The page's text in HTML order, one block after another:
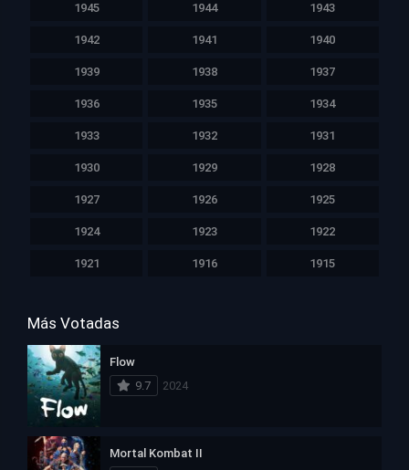
1945 1944 1943
1942 1941 1940
1939 1938 1937
1936 1935 1934
1933 1932 1931
1930 1929 1928
1927 1926 1925
1924 1923 1922
1921 1916 1915
Más Votadas
Flow
9.7
2024
Mortal Kombat II